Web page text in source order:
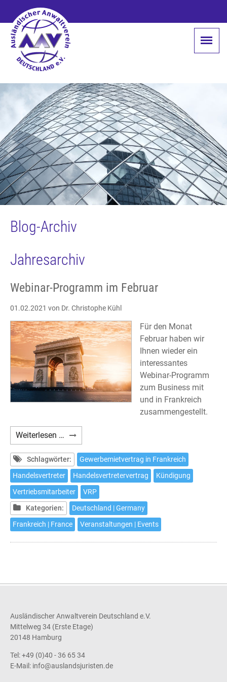
Blog-Archiv
Jahresarchiv
Webinar-Programm im Februar
01.02.2021 von Dr. Christophe Kühl
Für den Monat
Februar haben wir
Ihnen wieder ein
interessantes
Webinar-Programm
zum Business mit
und in Frankreich
zusammengestellt.
Weiterlesen … Webinar-
Programm
im
Februar
Schlagwörter:
Gewerbemietvertrag in Frankreich
Handelsvertreter
Handelsvertretervertrag
Kündigung
Vertriebsmitarbeiter
VRP
Kategorien:
Deutschland | Germany
Frankreich | France
Veranstaltungen | Events
Ausländischer Anwaltverein Deutschland e.V.
Mittelweg 34 (Erste Etage)
20148 Hamburg
Tel: +49 (0)40 - 36 65 34
E-Mail: info@auslandsjuristen.de